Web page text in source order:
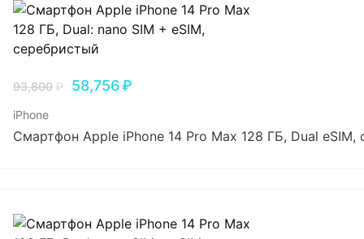
93,800₽ 58,756₽
iPhone
Смартфон Apple iPhone 14 Pro Max 128 ГБ, Dual еSIM,